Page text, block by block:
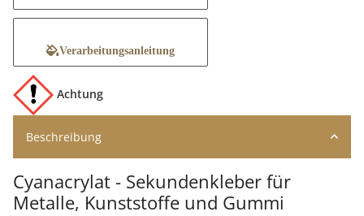
Verarbeitungsanleitung
Achtung
Beschreibung
Cyanacrylat - Sekundenkleber für
Metalle, Kunststoffe und Gummi